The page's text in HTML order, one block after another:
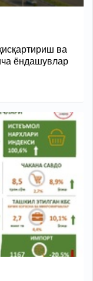
ва
ёндашувлар